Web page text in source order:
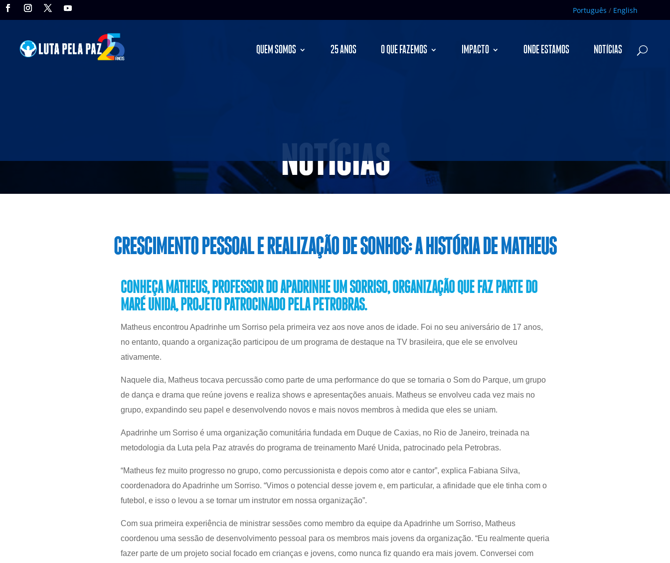
Português / English
QUEM SOMOS 25 ANOS O QUE FAZEMOS IMPACTO ONDE ESTAMOS NOTÍCIAS
NOTÍCIAS
CRESCIMENTO PESSOAL E REALIZAÇÃO DE SONHOS: A HISTÓRIA DE MATHEUS
CONHEÇA MATHEUS, PROFESSOR DO APADRINHE UM SORRISO, ORGANIZAÇÃO QUE FAZ PARTE DO
MARÉ UNIDA, PROJETO PATROCINADO PELA PETROBRAS.
Matheus encontrou Apadrinhe um Sorriso pela primeira vez aos nove anos de idade. Foi no seu aniversário de 17 anos,
no entanto, quando a organização participou de um programa de destaque na TV brasileira, que ele se envolveu
ativamente.
Naquele dia, Matheus tocava percussão como parte de uma performance do que se tornaria o Som do Parque, um grupo
de dança e drama que reúne jovens e realiza shows e apresentações anuais. Matheus se envolveu cada vez mais no
grupo, expandindo seu papel e desenvolvendo novos e mais novos membros à medida que eles se uniam.
Apadrinhe um Sorriso é uma organização comunitária fundada em Duque de Caxias, no Rio de Janeiro, treinada na
metodologia da Luta pela Paz através do programa de treinamento Maré Unida, patrocinado pela Petrobras.
“Matheus fez muito progresso no grupo, como percussionista e depois como ator e cantor”, explica Fabiana Silva,
coordenadora do Apadrinhe um Sorriso. “Vimos o potencial desse jovem e, em particular, a afinidade que ele tinha com o
futebol, e isso o levou a se tornar um instrutor em nossa organização”.
Com sua primeira experiência de ministrar sessões como membro da equipe da Apadrinhe um Sorriso, Matheus
coordenou uma sessão de desenvolvimento pessoal para os membros mais jovens da organização. “Eu realmente queria
fazer parte de um projeto social focado em crianças e jovens, como nunca fiz quando era mais jovem. Conversei com